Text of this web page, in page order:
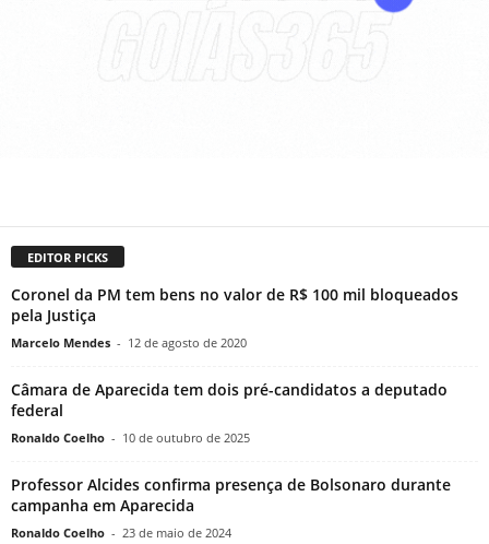
EDITOR PICKS
Coronel da PM tem bens no valor de R$ 100 mil bloqueados
pela Justiça
Marcelo Mendes - 12 de agosto de 2020
Câmara de Aparecida tem dois pré-candidatos a deputado
federal
Ronaldo Coelho - 10 de outubro de 2025
Professor Alcides confirma presença de Bolsonaro durante
campanha em Aparecida
Ronaldo Coelho - 23 de maio de 2024